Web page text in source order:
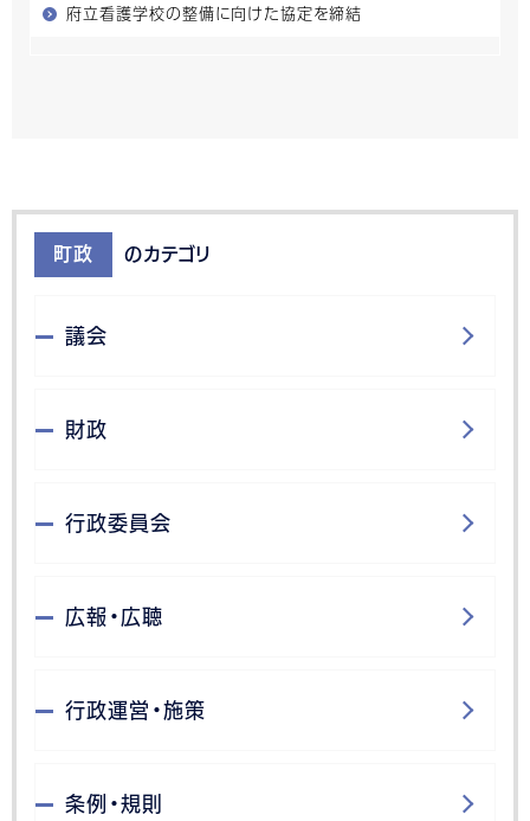
府立看護学校の整備に向けた協定を締結
町政 のカテゴリ
議会
財政
行政委員会
広報・広聴
行政運営・施策
条例・規則